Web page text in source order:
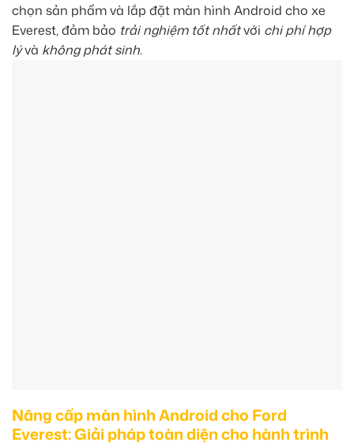
chọn sản phẩm và lắp đặt màn hình Android cho xe
Everest, đảm bảo trải nghiệm tốt nhấtvới chi phí hợp
lývà không phát sinh.
Nâng cấp màn hình Android cho Ford
Everest: Giải pháp toàn diện cho hành trình